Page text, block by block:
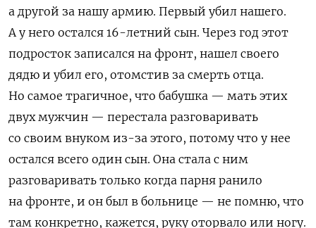
а другой за нашу армию. Первый убил нашего.
А у него остался 16-летний сын. Через год этот
подросток записался на фронт, нашел своего
дядю и убил его, отомстив за смерть отца.
Но самое трагичное, что бабушка — мать этих
двух мужчин — перестала разговаривать
со своим внуком из-за этого, потому что у нее
остался всего один сын. Она стала с ним
разговаривать только когда парня ранило
на фронте, и он был в больнице — не помню, что
там конкретно, кажется, руку оторвало или ногу.